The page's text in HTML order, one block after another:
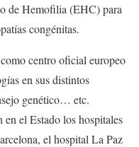
de Hemofilia (EHC) para
congénitas.
centro oficial europeo
en sus distintos
genético… etc.
en el Estado los hospitales
el hospital La Paz